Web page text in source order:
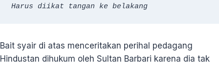
Harus diikat tangan ke belakang
Bait syair di atas menceritakan perihal pedagang
Hindustan dihukum oleh Sultan Barbari karena dia tak